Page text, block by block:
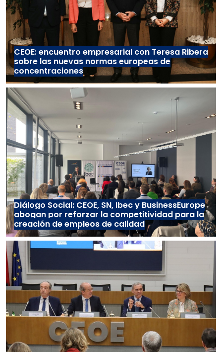
CEOE: encuentro empresarial con Teresa Ribera
sobre las nuevas normas europeas de
concentraciones
Diálogo Social: CEOE, SN, Ibec y BusinessEurope
abogan por reforzar la competitividad para la
creación de empleos de calidad